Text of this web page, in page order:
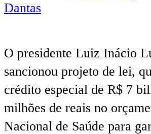
Dantas
O presidente Luiz Inácio
sancionou projeto de lei,
crédito especial de R$ 7
milhões de reais no
Nacional de Saúde para